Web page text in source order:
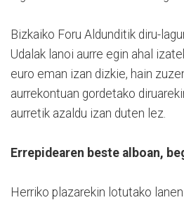
Bizkaiko Foru Aldunditik diru-
Udalak lanoi aurre egin ahal
euro eman izan dizkie, hain
aurrekontuan gordetako
aurretik azaldu izan duten lez.
Errepidearen beste alboan,
Herriko plazarekin lotutako